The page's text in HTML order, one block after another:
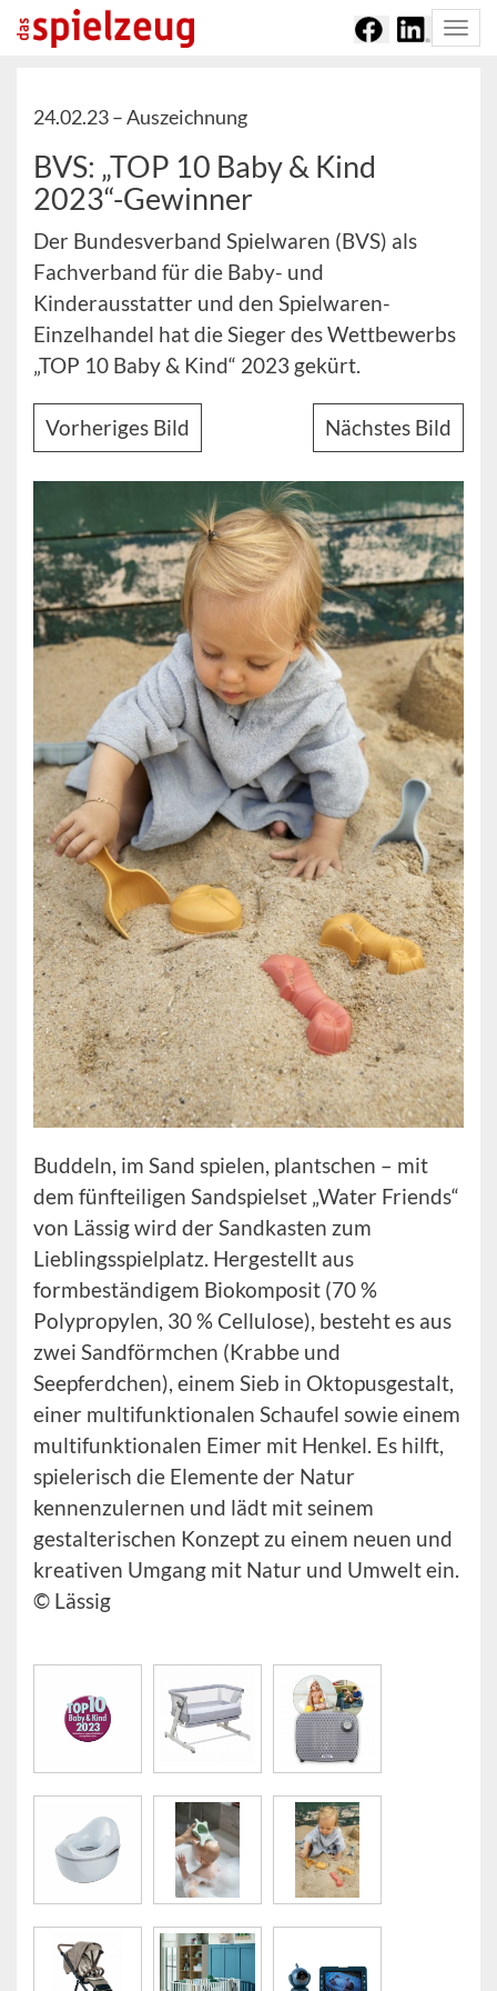
24.02.23 –Auszeichnung
BVS: „TOP 10 Baby & Kind
2023“-Gewinner
Der Bundesverband Spielwaren (BVS) als
Fachverband für die Baby- und
Kinderausstatter und den Spielwaren-
Einzelhandel hat die Sieger des Wettbewerbs
„TOP 10 Baby & Kind“ 2023 gekürt.
Vorheriges Bild Nächstes Bild
Buddeln, im Sand spielen, plantschen – mit
dem fünfteiligen Sandspielset „Water Friends“
von Lässig wird der Sandkasten zum
Lieblingsspielplatz. Hergestellt aus
formbeständigem Biokomposit (70 %
Polypropylen, 30 % Cellulose), besteht es aus
zwei Sandförmchen (Krabbe und
Seepferdchen), einem Sieb in Oktopusgestalt,
einer multifunktionalen Schaufel sowie einem
multifunktionalen Eimer mit Henkel. Es hilft,
spielerisch die Elemente der Natur
kennenzulernen und lädt mit seinem
gestalterischen Konzept zu einem neuen und
kreativen Umgang mit Natur und Umwelt ein.
© Lässig